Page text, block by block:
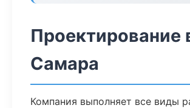
Проектирование
Самара
Компания выполняет все виды